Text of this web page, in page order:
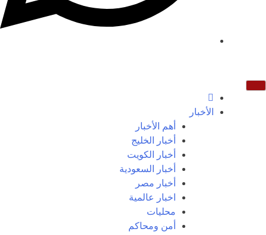
الأخبار
أهم الأخبار
أخبار الخليج
أخبار الكويت
أخبار السعودية
أخبار مصر
اخبار عالمية
محليات
أمن ومحاكم